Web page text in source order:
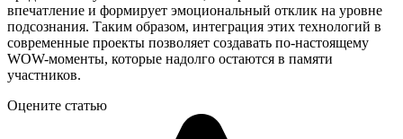
впечатление и формирует эмоциональный отклик на уровне
подсознания. Таким образом, интеграция этих технологий в
современные проекты позволяет создавать по-настоящему
WOW-моменты, которые надолго остаются в памяти
участников.
Оцените статью